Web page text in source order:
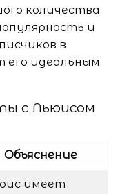
количества
и
в
его идеальным
с Льюисом
Объяснение
имеет